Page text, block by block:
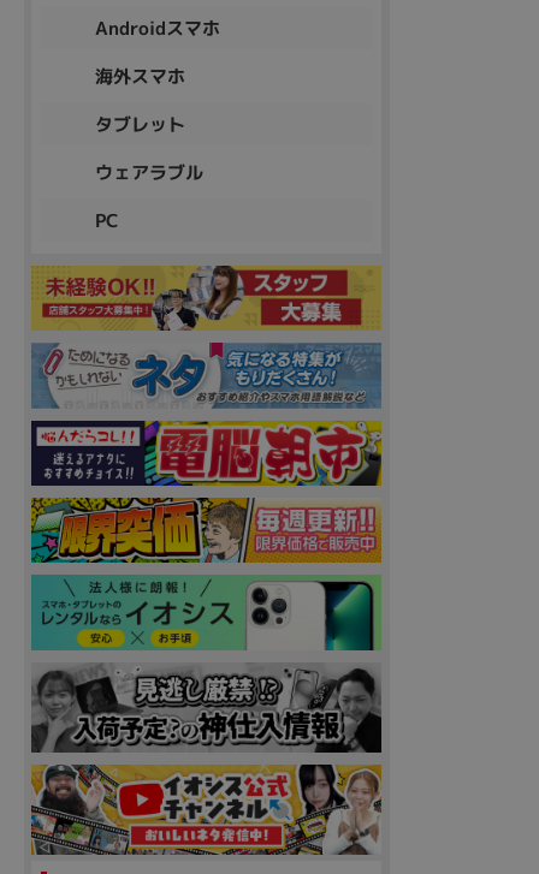
Androidスマホ
海外スマホ
タブレット
ウェアラブル
PC